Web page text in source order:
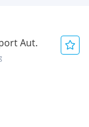
Aut.